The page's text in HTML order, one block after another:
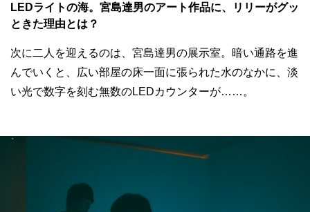
LEDライトの海。宮島達男のアート作品に、リリーがグッ
ときた理由とは？
次に二人を迎えるのは、宮島達男の展示室。暗い通路を進
んでいくと、広い部屋の床一面に張られた水のなかに、淡
い光で数字を刻む無数のLEDカウンターが……。